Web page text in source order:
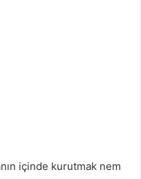
içinde kurutmak nem